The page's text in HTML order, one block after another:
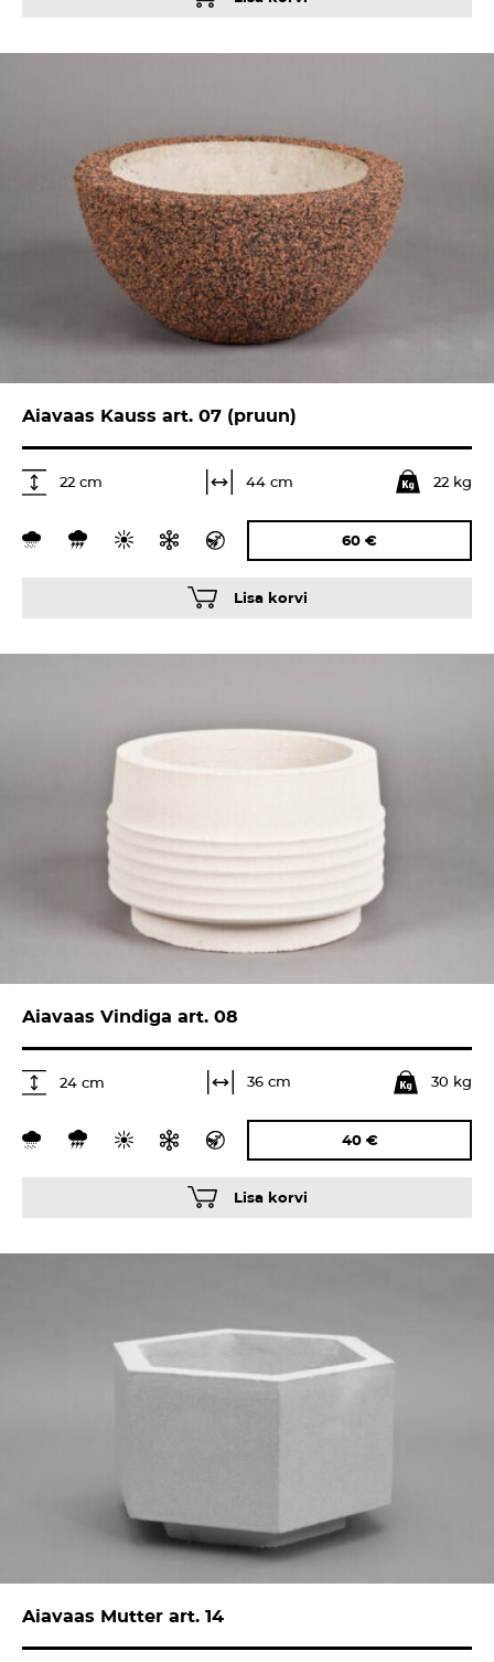
Aiavaas Kauss art. 07 (pruun)
22 cm 44 cm 22 kg
60 €
Lisa korvi
Aiavaas Vindiga art. 08
24 cm 36 cm 30 kg
40 €
Lisa korvi
Aiavaas Mutter art. 14